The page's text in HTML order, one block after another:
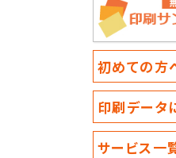
初めての方
印刷データ
サービス一